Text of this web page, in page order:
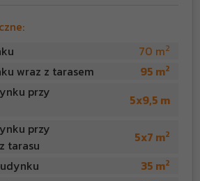
70 m2
wraz z tarasem 95 m2
przy
5x9,5 m
przy
tarasu
5x7 m2
35 m2